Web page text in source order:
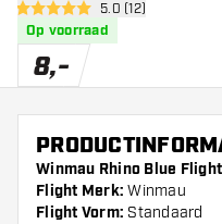
open reviews
5 score sterren5.0 (12)
Op voorraad
8,-
Winmau Rhino Blue
Flight Merk: Winmau
Flight Vorm: Standaard